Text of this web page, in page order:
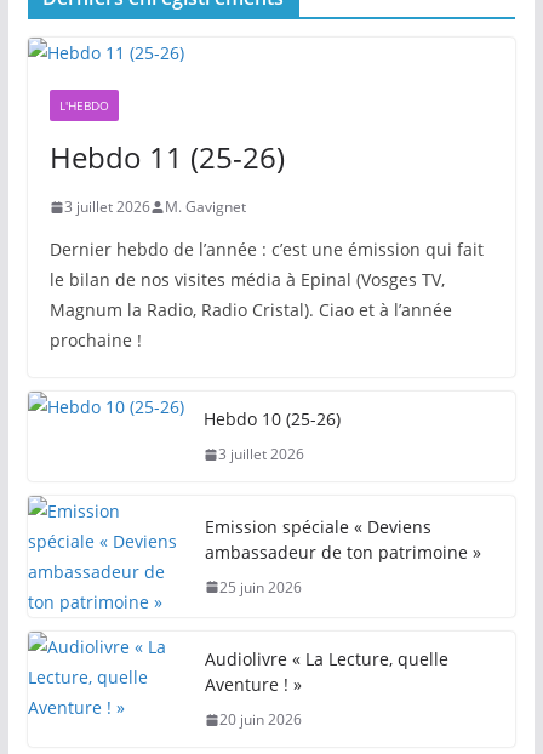
L'HEBDO
Hebdo 11 (25-26)
3 juillet 2026 M. Gavignet
Dernier hebdo de l’année : c’est une émission qui fait
le bilan de nos visites média à Epinal (Vosges TV,
Magnum la Radio, Radio Cristal). Ciao et à l’année
prochaine !
Hebdo 10 (25-26)
3 juillet 2026
Emission spéciale « Deviens
ambassadeur de ton patrimoine »
25 juin 2026
Audiolivre « La Lecture, quelle
Aventure ! »
20 juin 2026